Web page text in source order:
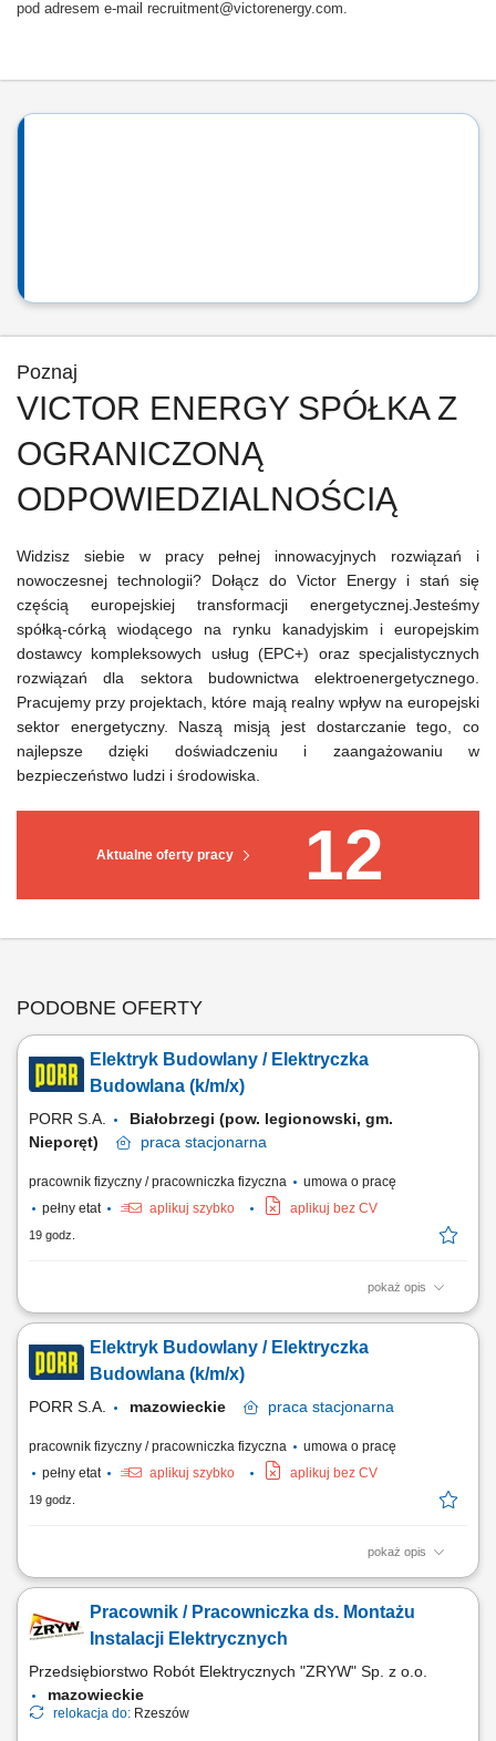
pod adresem e-mail recruitment@victorenergy.com.
Poznaj
VICTOR ENERGY SPÓŁKA Z
OGRANICZONĄ
ODPOWIEDZIALNOŚCIĄ
Aktualne oferty pracy 12
Widzisz siebie w pracy pełnej innowacyjnych rozwiązań i
nowoczesnej technologii? Dołącz do Victor Energy i stań się
częścią europejskiej transformacji energetycznej.Jesteśmy
spółką-córką wiodącego na rynku kanadyjskim i europejskim
dostawcy kompleksowych usług (EPC+) oraz specjalistycznych
rozwiązań dla sektora budownictwa elektroenergetycznego.
Pracujemy przy projektach, które mają realny wpływ na europejski
sektor energetyczny. Naszą misją jest dostarczanie tego, co
najlepsze dzięki doświadczeniu i zaangażowaniu w
bezpieczeństwo ludzi i środowiska.
PODOBNE OFERTY
Elektryk Budowlany / Elektryczka
Budowlana (k/m/x)
PORR S.A.
Białobrzegi (pow. legionowski, gm.
Nieporęt)
praca stacjonarna
pracownik fizyczny / pracowniczka fizyczna
umowa o pracę
pełny etat
aplikuj szybko aplikuj bez CV
19 godz.
pokaż opis
Opis stanowiska: Zakładanie, serwisowanie i nadzór nad sieciami
wentylacji oraz parku maszynowego). Bieżąca eksploatacja oraz
usuwanie usterek agregatów prądotwórczych, pomp odwadniających i
Elektryk Budowlany / Elektryczka
Budowlana (k/m/x)
PORR S.A. mazowieckie praca stacjonarna
pracownik fizyczny / pracowniczka fizyczna
umowa o pracę
pełny etat
aplikuj szybko aplikuj bez CV
19 godz.
pokaż opis
Opis stanowiska: Zakładanie, serwisowanie i nadzór nad sieciami
wentylacji oraz parku maszynowego). Bieżąca eksploatacja oraz
usuwanie usterek agregatów prądotwórczych, pomp odwadniających i
Pracownik / Pracowniczka ds. Montażu
Instalacji Elektrycznych
Przedsiębiorstwo Robót Elektrycznych "ZRYW" Sp. z o.o.
mazowieckie
relokacja do: Rzeszów